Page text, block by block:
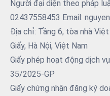
Người đại diện theo pháp
02437558453 Email:
Địa chỉ: Tầng 6, tòa nhà
Giấy, Hà Nội, Việt Nam
Giấy phép hoạt động dịch
35/2025-GP
Giấy chứng nhận đăng ký